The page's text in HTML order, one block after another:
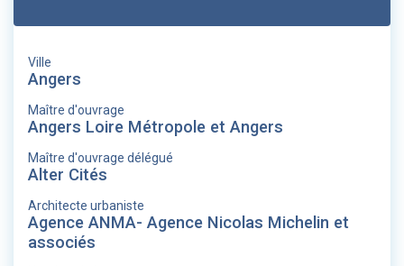
Ville
Angers
Maître d'ouvrage
Angers Loire Métropole et Angers
Maître d'ouvrage délégué
Alter Cités
Architecte urbaniste
Agence ANMA- Agence Nicolas Michelin et
associés